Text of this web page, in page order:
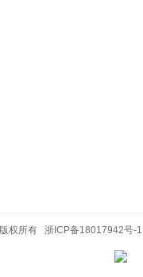
版权所有 浙ICP备18017942号-1